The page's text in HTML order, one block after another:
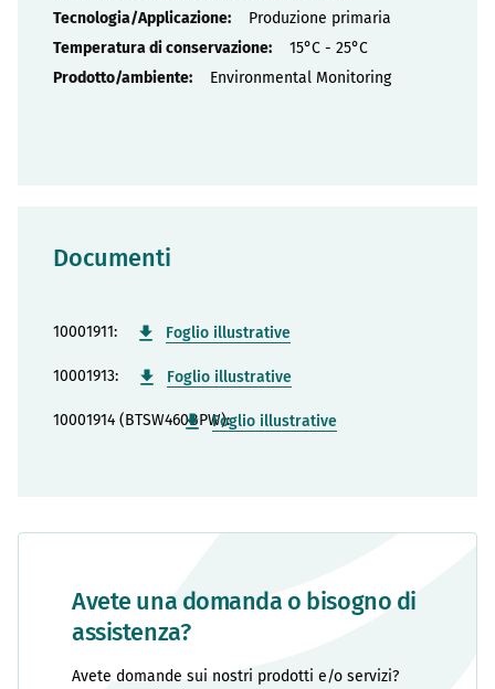
Avete una domanda o bisogno di
assistenza?
Avete domande sui nostri prodotti e/o servizi?
Produzione primaria
15°C - 25°C
Environmental Monitoring
Documenti
10001911: Foglio illustrative
10001913: Foglio illustrative
10001914 (BTSW460BPW):Foglio illustrative